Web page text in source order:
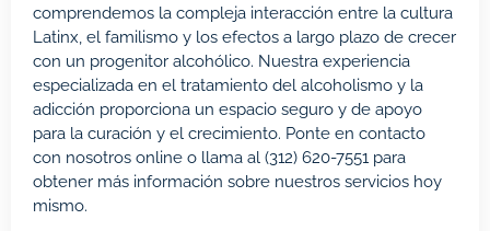
comprendemos la compleja interacción entre la cultura
Latinx, el familismo y los efectos a largo plazo de crecer
con un progenitor alcohólico. Nuestra experiencia
especializada en el tratamiento del alcoholismo y la
adicción proporciona un espacio seguro y de apoyo
para la curación y el crecimiento. Ponte en contacto
con nosotros online o llama al (312) 620-7551 para
obtener más información sobre nuestros servicios hoy
mismo.